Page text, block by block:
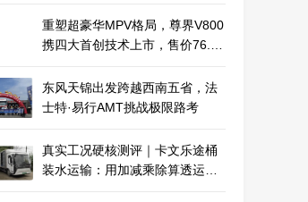
重塑超豪华MPV格局，尊界V800
携四大首创技术上市，售价76.6
东风天锦出发跨越西南五省，法
士特·易行AMT挑战极限路考
真实工况硬核测评｜卡文乐途桶
装水运输：用加减乘除算透运营